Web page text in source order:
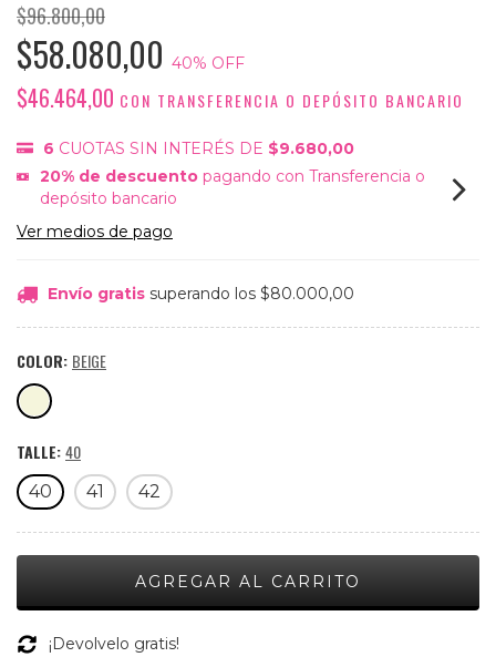
$96.800,00
$58.080,00 40% OFF
$46.464,00 CON TRANSFERENCIA O DEPÓSITO BANCARIO
6 CUOTAS SIN INTERÉS DE $9.680,00
20% de descuento pagando con Transferencia o
depósito bancario
Ver medios de pago
Envío gratis superando los $80.000,00
COLOR: BEIGE
TALLE:40
40 41 42
¡Devolvelo gratis!